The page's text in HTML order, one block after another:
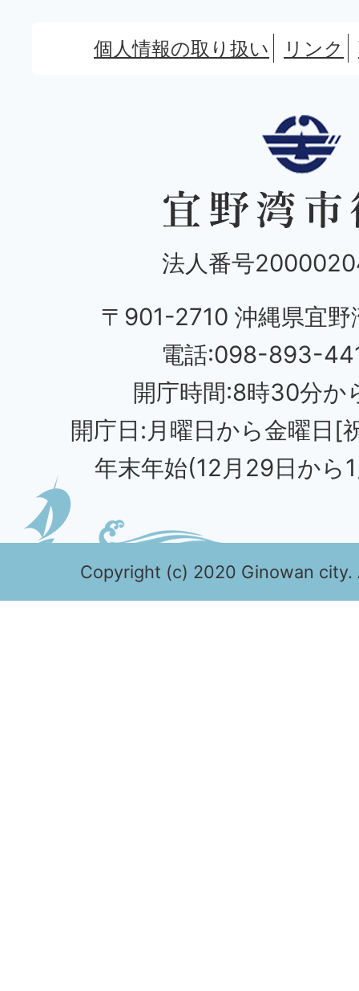
個人情報の取り扱い リンク
法人番号
〒901-2710 沖縄県宜野
電話:098-893-
開庁時間:8時30分か
開庁日:月曜日から金曜日[
年末年始(12月29日から
Copyright (c) 2020 Ginowan city.